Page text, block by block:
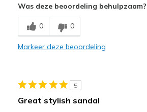
Durable
Beste toepassingen
Casual Wear
Was deze beoordeling behulpzaam?
0 0
Markeer deze beoordeling
5
Great stylish sandal